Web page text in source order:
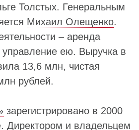
Толстых. Генеральным
Михаил Олещенко.
– аренда
ею. Выручка в
13,6 млн, чистая
рублей.
зарегистрировано в 2000
Директором и владельцем